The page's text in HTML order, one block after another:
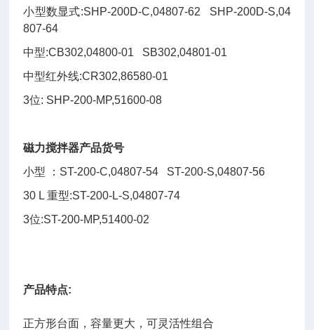
小型数显式:SHP-200D-C,04807-62 SHP-200D-S,04
807-64
中型:CB302,04800-01 SB302,04801-01
中型红外线:CR302,86580-01
3位: SHP-200-MP,51600-08
磁力搅拌器产品货号
小型 ：ST-200-C,04807-54 ST-200-S,04807-56
30 L 重型:ST-200-L-S,04807-74
3位:ST-200-MP,51400-02
产品特点:
正方形台面，容量更大，可灵活性组合